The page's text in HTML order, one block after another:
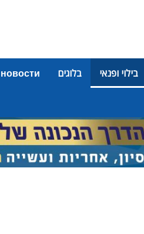
בילוי ופנאי בלוגים новости